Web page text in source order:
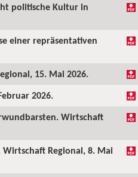
politische Kultur in
einer repräsentativen
15. Mai 2026.
2026.
Wirtschaft
Regional, 8. Mai